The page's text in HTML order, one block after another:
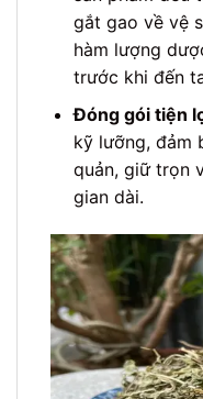
gắt gao về vệ
hàm lượng
trước khi đến
Đóng gói tiện
kỹ lưỡng, đảm
quản, giữ trọn
gian dài.